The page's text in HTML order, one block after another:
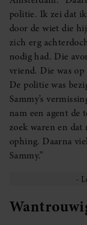
politie. Ik zei dat ik
door de wiet die
zich erg
nodig had. Die
vriend. Die was
De politie was
Sammy’s
nam een agent de
zoek waren en
ophing. Daarna
Sammy.”